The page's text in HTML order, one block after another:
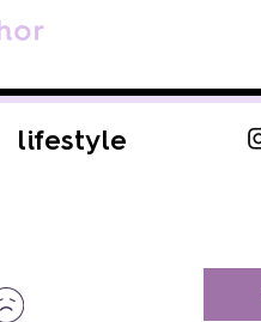
lifestyle